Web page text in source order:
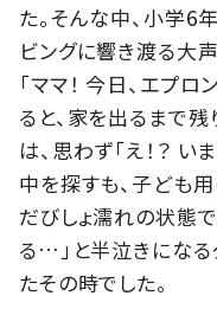
た。そんな中、小学6
ビングに響き渡る大
「ママ！ 今日、エプ
ると、家を出るまで
は、思わず「え！？ い
中を探すも、子ども
だびしょ濡れの状態で
る…」と半泣きになる
たその時でした。